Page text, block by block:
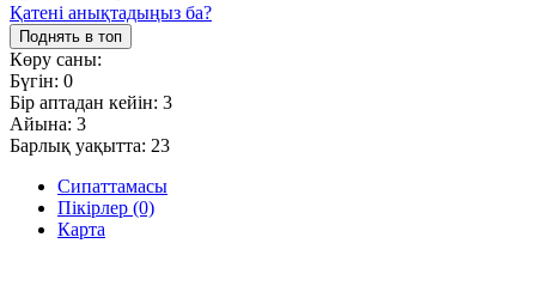
Қатені анықтадыңыз ба?
Поднять в топ
Көру саны:
Бүгін: 0
Бір аптадан кейін: 3
Айына: 3
Барлық уақытта: 23
Сипаттамасы
Пікірлер (0)
Карта